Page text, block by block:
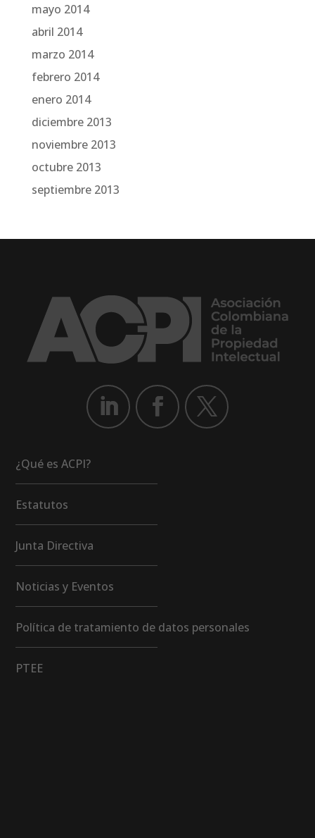
mayo 2014
abril 2014
marzo 2014
febrero 2014
enero 2014
diciembre 2013
noviembre 2013
octubre 2013
septiembre 2013
¿Qué es ACPI?
Estatutos
Junta Directiva
Noticias y Eventos
Política de tratamiento de datos personales
PTEE